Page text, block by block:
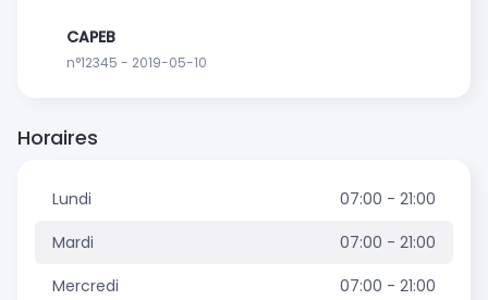
CAPEB
n°12345 - 2019-05-10
Horaires
Lundi
07:00 - 21:00
Mardi
07:00 - 21:00
Mercredi
07:00 - 21:00